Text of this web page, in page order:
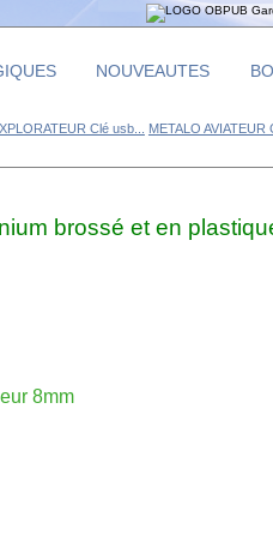
NOUVEAUTES
Clé usb... METALO AVIATEUR
brossé et en
8mm